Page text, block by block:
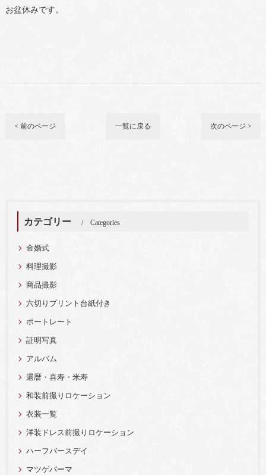
お盆休みです。
< 前のページ 一覧に戻る 次のページ >
カテゴリー Categories
金婚式
料理撮影
商品撮影
六切りプリント台紙付き
ポートレート
証明写真
アルバム
還暦・喜寿・米寿
和装前撮りロケーション
衣装一覧
洋装ドレス前撮りロケーション
ハーフバースデイ
マツゲパーマ